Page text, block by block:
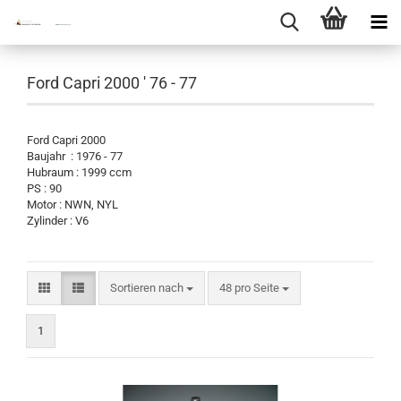
Ford Capri 2000 ' 76 - 77
Ford Capri 2000
Baujahr : 1976 - 77
Hubraum : 1999 ccm
PS : 90
Motor : NWN, NYL
Zylinder : V6
Sortieren nach
Sortieren nach 48 pro Seite
pro Seite
1